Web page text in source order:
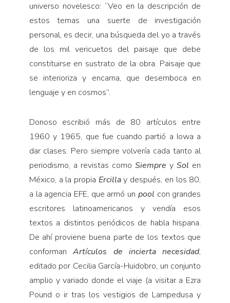
universo novelesco: “Veo en la descripción de
estos temas una suerte de investigación
personal, es decir, una búsqueda del yo a través
de los mil vericuetos del paisaje que debe
constituirse en sustrato de la obra. Paisaje que
se interioriza y encarna, que desemboca en
lenguaje y en cosmos”.
Donoso escribió más de 80 artículos entre
1960 y 1965, que fue cuando partió a Iowa a
dar clases. Pero siempre volvería cada tanto al
periodismo, a revistas comoSiempreySol en
México, a la propia Ercillay después, en los 80,
a la agencia EFE, que armó un pool con grandes
escritores latinoamericanos y vendía esos
textos a distintos periódicos de habla hispana.
De ahí proviene buena parte de los textos que
conformanArtículos de incierta necesidad,
editado por Cecilia García-Huidobro, un conjunto
amplio y variado donde el viaje (a visitar a Ezra
Pound o ir tras los vestigios de Lampedusa y